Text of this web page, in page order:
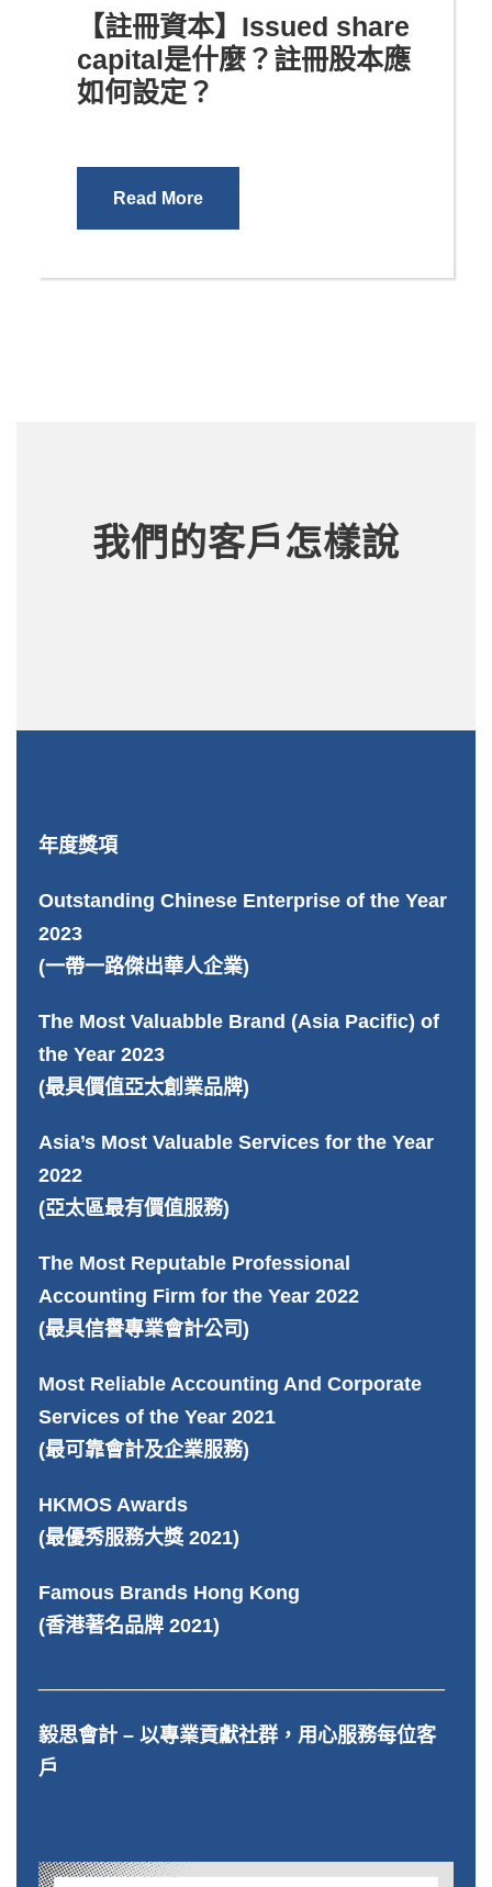
【註冊資本】Issued share
capital是什麼？註冊股本應
如何設定？
Read More
我們的客戶怎樣說
年度獎項
Outstanding Chinese Enterprise of the Year
2023
(一帶一路傑出華人企業)
The Most Valuabble Brand (Asia Pacific) of
the Year 2023
(最具價值亞太創業品牌)
Asia’s Most Valuable Services for the Year
2022
(亞太區最有價值服務)
The Most Reputable Professional
Accounting Firm for the Year 2022
(最具信譽專業會計公司)
Most Reliable Accounting And Corporate
Services of the Year 2021
(最可靠會計及企業服務)
HKMOS Awards
(最優秀服務大獎 2021)
Famous Brands Hong Kong
(香港著名品牌 2021)
毅思會計 – 以專業貢獻社群，用心服務每位客
戶